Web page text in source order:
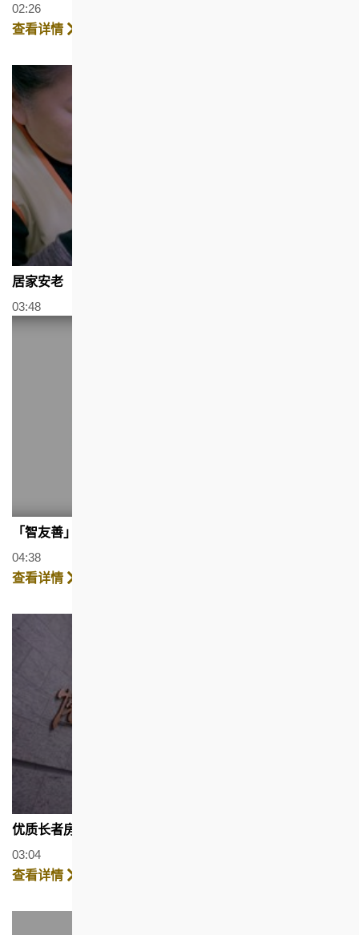
02:26
查看详情
居家安老
03:48
「智友善」家居探知馆 (广东话及普通话配以简体字幕)
04:38
查看详情
优质长者房屋项目 - 隽悦 (广东话版)
03:04
查看详情